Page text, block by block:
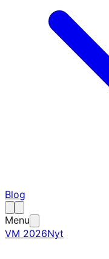
Blog
Menu
VM 2026Nyt